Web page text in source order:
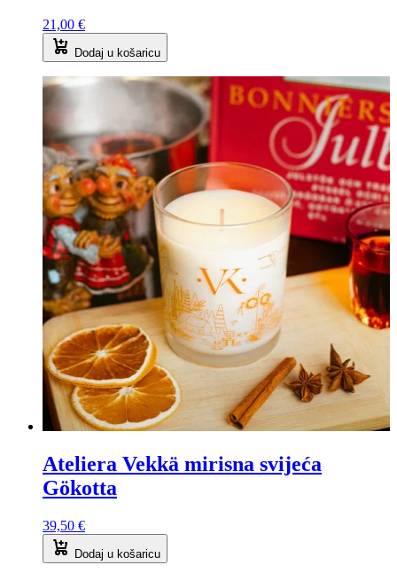
21,00 €
Dodaj u košaricu
Ateliera Vekkä mirisna svijeća
Gökotta
39,50 €
Dodaj u košaricu